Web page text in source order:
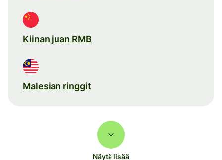
Kiinan juan RMB
Malesian ringgit
Näytä lisää